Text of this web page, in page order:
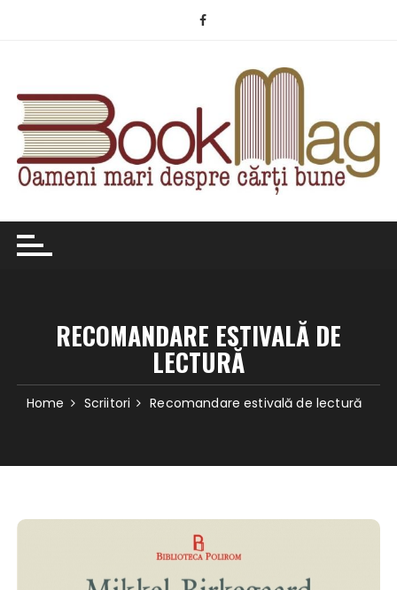
RECOMANDARE ESTIVALĂ DE
LECTURĂ
Home Scriitori Recomandare estivală de lectură